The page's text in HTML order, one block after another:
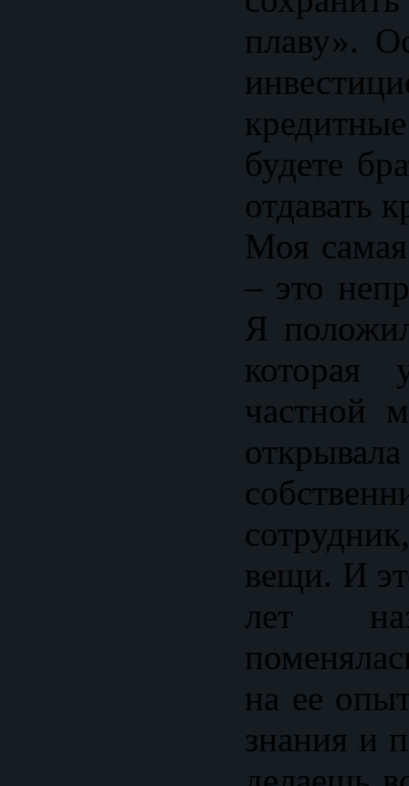
плаву».
будете
отдавать
Моя
– это
Я
которая
частной
вещи. И
лет
на ее
знания и